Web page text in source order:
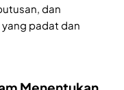
dan
padat dan